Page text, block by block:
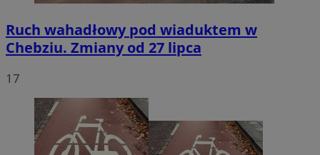
Ruch wahadłowy pod wiaduktem w
Chebziu. Zmiany od 27 lipca
17